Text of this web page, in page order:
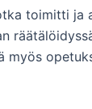
toimitti ja